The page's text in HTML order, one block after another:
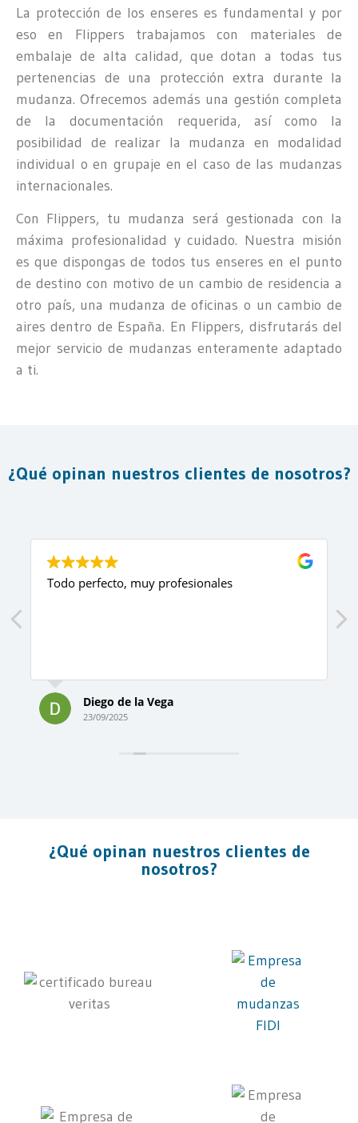
La protección de los enseres es fundamental y por
eso en Flippers trabajamos con materiales de
embalaje de alta calidad, que dotan a todas tus
pertenencias de una protección extra durante la
mudanza. Ofrecemos además una gestión completa
de la documentación requerida, así como la
posibilidad de realizar la mudanza en modalidad
individual o en grupaje en el caso de las mudanzas
internacionales.
Con Flippers, tu mudanza será gestionada con la
máxima profesionalidad y cuidado. Nuestra misión
es que dispongas de todos tus enseres en el punto
de destino con motivo de un cambio de residencia a
otro país, una mudanza de oficinas o un cambio de
aires dentro de España. En Flippers, disfrutarás del
mejor servicio de mudanzas enteramente adaptado
a ti.
¿Qué opinan nuestros clientes de nosotros?
Todo perfecto, muy profesionales
Diego de la Vega
23/09/2025
¿Qué opinan nuestros clientes de
nosotros?